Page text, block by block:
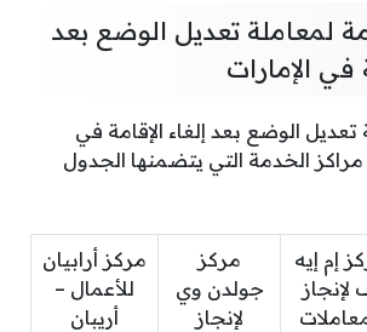
لمعاملة تعديل الوضع بعد
في الإمارات
الوضع بعد إلغاء الإقامة في
مراكز الخدمة التي يتضمنها الجدول
إم إيه
لإنجاز
مركز
جولدن وي
لإنجاز
مركز أرابيان
للأعمال –
أريبان